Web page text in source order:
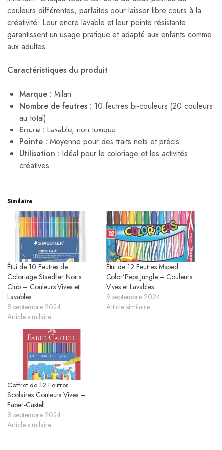
couleurs différentes, parfaites pour laisser libre cours à la
créativité. Leur encre lavable et leur pointe résistante
garantissent un usage pratique et adapté aux enfants comme
aux adultes.
Caractéristiques du produit :
Marque : Milan
Nombre de feutres : 10 feutres bi-couleurs (20 couleurs
au total)
Encre : Lavable, non toxique
Pointe : Moyenne pour des traits nets et précis
Utilisation : Idéal pour le coloriage et les activités
créatives
Similaire
Étui de 10 Feutres de
Coloriage Staedtler Noris
Club – Couleurs Vives et
Lavables
8 septembre 2024
Article similaire
Étui de 12 Feutres Maped
Color’Peps Jungle – Couleurs
Vives et Lavables
9 septembre 2024
Article similaire
Coffret de 12 Feutres
Scolaires Couleurs Vives –
Faber-Castell
8 septembre 2024
Article similaire